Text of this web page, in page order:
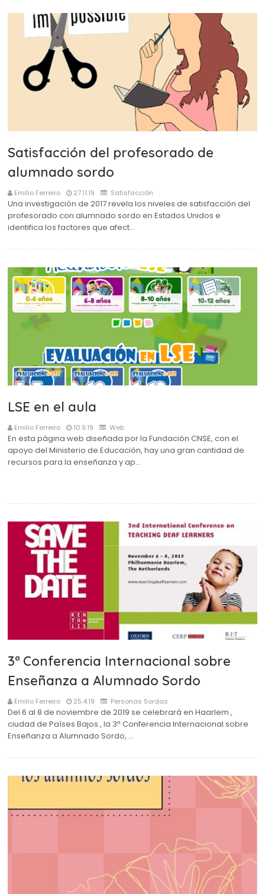
Satisfacción del profesorado de
alumnado sordo
Emilio Ferreiro 27.11.19 Satisfacción
Una investigación de 2017 revela los niveles de satisfacción del
profesorado con alumnado sordo en Estados Unidos e
identifica los factores que afect…
LSE en el aula
Emilio Ferreiro 10.9.19 Web
En esta página web diseñada por la Fundación CNSE, con el
apoyo del Ministerio de Educación, hay una gran cantidad de
recursos para la enseñanza y ap…
3ª Conferencia Internacional sobre
Enseñanza a Alumnado Sordo
Emilio Ferreiro 25.4.19 Personas Sordas
Del 6 al 8 de noviembre de 2019 se celebrará en Haarlem ,
ciudad de Países Bajos , la 3ª Conferencia Internacional sobre
Enseñanza a Alumnado Sordo, …